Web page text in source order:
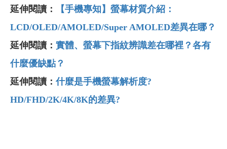
延伸閱讀：
【手機專知】螢幕材質介紹：
LCD/OLED/AMOLED/Super AMOLED差異在哪？
延伸閱讀： 實體、螢幕下指紋辨識差在哪裡？各有
什麼優缺點？
延伸閱讀：什麼是手機螢幕解析度?
HD/FHD/2K/4K/8K的差異?